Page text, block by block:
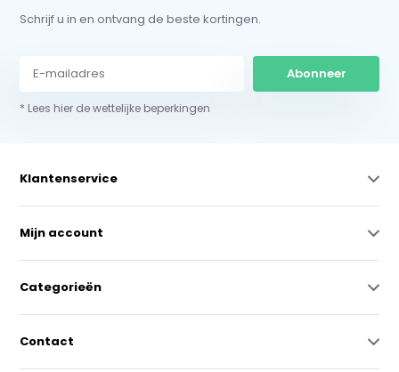
Schrijf u in en ontvang de beste kortingen.
Abonneer
* Lees hier de wettelijke beperkingen
Klantenservice
Mijn account
Categorieën
Contact